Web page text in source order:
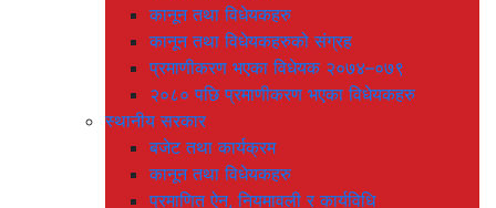
कानून तथा विधेयकहरु
कानून तथा विधेयकहरुको संग्रह
प्रमाणीकरण भएका विधेयक २०७४–०७९
२०८० पछि प्रमाणीकरण भएका विधेयकहरु
स्थानीय सरकार
बजेट तथा कार्यक्रम
कानून तथा विधेयकहरु
प्रमाणित ऐन, नियमावली र कार्यविधि